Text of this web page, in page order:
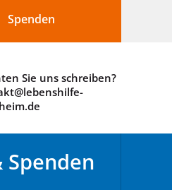
Spenden
Sie uns schreiben?